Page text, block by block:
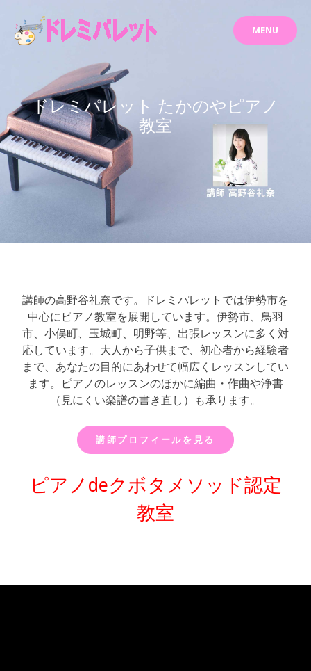
content
MENU
ドレミパレット たかのやピアノ
教室
講師の高野谷礼奈です。ドレミパレットでは伊勢市を
中心にピアノ教室を展開しています。伊勢市、鳥羽
市、小俣町、玉城町、明野等、出張レッスンに多く対
応しています。大人から子供まで、初心者から経験者
まで、あなたの目的にあわせて幅広くレッスンしてい
ます。ピアノのレッスンのほかに編曲・作曲や浄書
（見にくい楽譜の書き直し）も承ります。
講師プロフィールを見る
ピアノdeクボタメソッド認定
教室